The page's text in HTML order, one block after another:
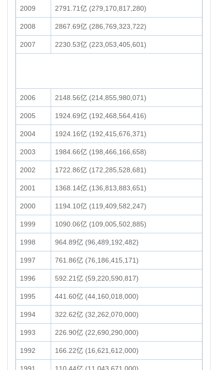
2009 2791.71亿 (279,170,817,280)
2008 2867.69亿 (286,769,323,722)
2007 2230.53亿 (223,053,405,601)
2006 2148.56亿 (214,855,980,071)
2005 1924.69亿 (192,468,564,416)
2004 1924.16亿 (192,415,676,371)
2003 1984.66亿 (198,466,166,658)
2002 1722.86亿 (172,285,528,681)
2001 1368.14亿 (136,813,883,651)
2000 1194.10亿 (119,409,582,247)
1999 1090.06亿 (109,005,502,885)
1998 964.89亿 (96,489,192,482)
1997 761.86亿 (76,186,415,171)
1996 592.21亿 (59,220,590,817)
1995 441.60亿 (44,160,018,000)
1994 322.62亿 (32,262,070,000)
1993 226.90亿 (22,690,290,000)
1992 166.22亿 (16,621,612,000)